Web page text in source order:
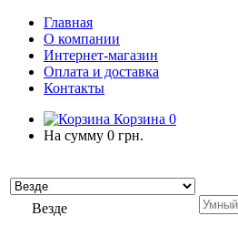
Главная
О компании
Интернет-магазин
Оплата и доставка
Контакты
Корзина 0
На сумму 0 грн.
Везде